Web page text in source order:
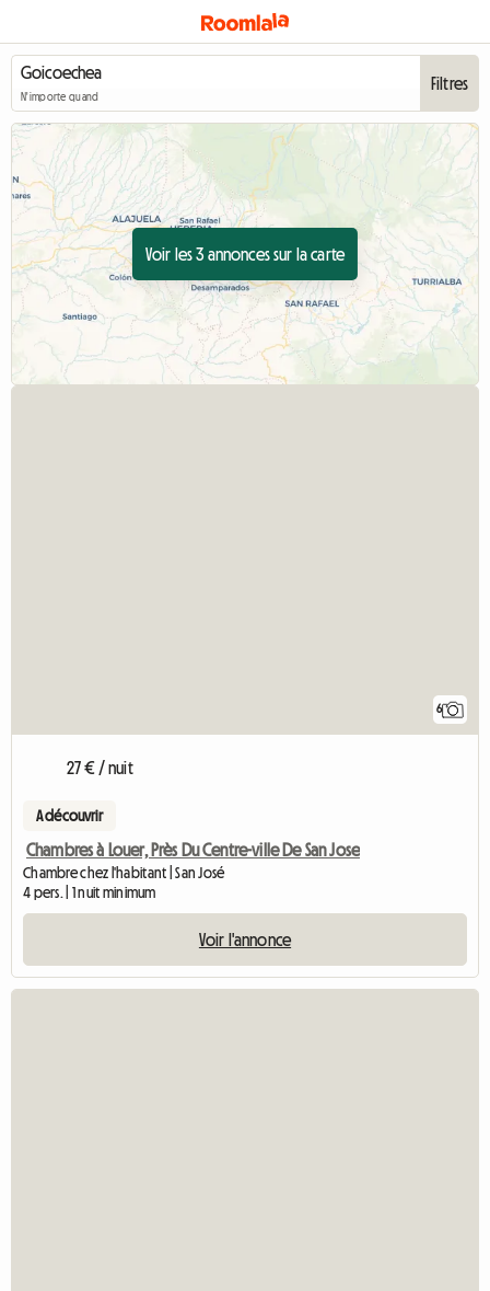
N'importe quand
Filtres
Voir les 3 annonces sur la carte
6
27 € / nuit
A découvrir
Chambres à Louer, Près Du Centre-ville De San Jose
Chambre chez l'habitant | San José
4 pers. | 1 nuit minimum
Voir l'annonce